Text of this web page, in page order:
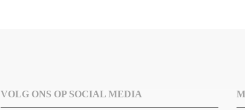
VOLG ONS OP SOCIAL MEDIA